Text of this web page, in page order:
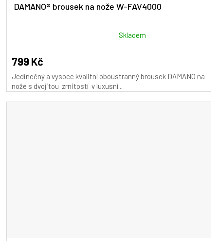
DAMANO® brousek na nože W-FAV4000
produktu
je
5,0
z
Skladem
799 Kč
Jedinečný a vysoce kvalitní oboustranný brousek DAMANO na
nože s dvojitou zrnitostí v luxusní...